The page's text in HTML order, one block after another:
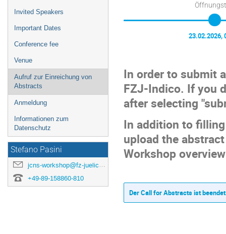
Invited Speakers
Important Dates
Conference fee
Venue
Aufruf zur Einreichung von
Abstracts
Anmeldung
Informationen zum
Datenschutz
Stefano Pasini
jcns-workshop@fz-juelich.de
+49-89-158860-810
23.02.2026,
In order to submit
FZJ-Indico. If you
after selecting
In addition to
upload the
Workshop
Der Call for Abstracts ist